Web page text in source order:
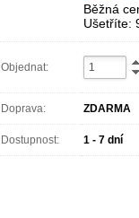
Běžná
Ušetříte:
Objednat:
Doprava: ZDARMA
Dostupnost: 1 - 7 dní